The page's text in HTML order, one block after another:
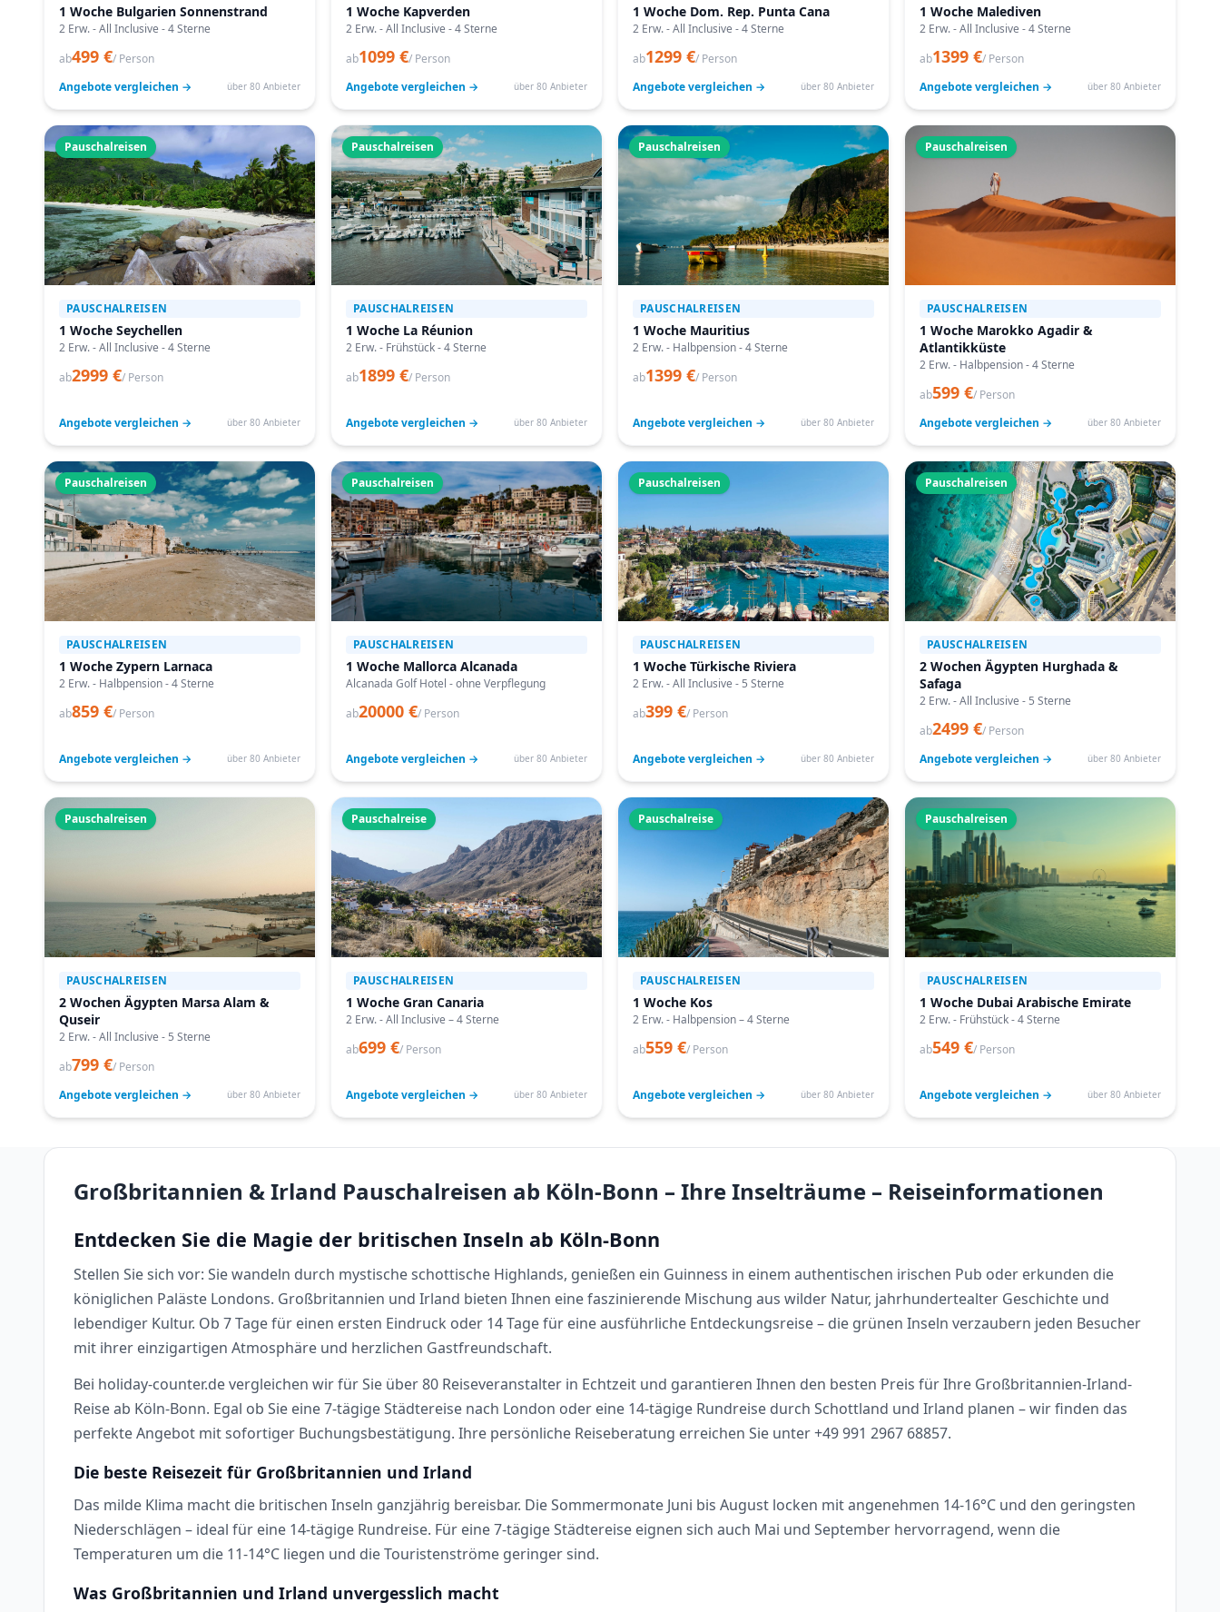
1 Woche Bulgarien Sonnenstrand
2 Erw. - All Inclusive - 4 Sterne
ab499 €/ Person
Angebote vergleichen →
über 80 Anbieter
1 Woche Kapverden
2 Erw. - All Inclusive - 4 Sterne
ab1099 €/ Person
Angebote vergleichen →
über 80 Anbieter
1 Woche Dom. Rep. Punta Cana
2 Erw. - All Inclusive - 4 Sterne
ab1299 €/ Person
Angebote vergleichen →
über 80 Anbieter
1 Woche Malediven
2 Erw. - All Inclusive - 4 Sterne
ab1399 €/ Person
Angebote vergleichen →
über 80 Anbieter
Pauschalreisen
PAUSCHALREISEN
1 Woche Seychellen
2 Erw. - All Inclusive - 4 Sterne
ab2999 €/ Person
Angebote vergleichen → über 80 Anbieter
Pauschalreisen
PAUSCHALREISEN
1 Woche La Réunion
2 Erw. - Frühstück - 4 Sterne
ab1899 €/ Person
Angebote vergleichen → über 80 Anbieter
Pauschalreisen
PAUSCHALREISEN
1 Woche Mauritius
2 Erw. - Halbpension - 4 Sterne
ab1399 €/ Person
Angebote vergleichen → über 80 Anbieter
Pauschalreisen
PAUSCHALREISEN
1 Woche Marokko Agadir &
Atlantikküste
2 Erw. - Halbpension - 4 Sterne
ab599 €/ Person
Angebote vergleichen →
über 80 Anbieter
Pauschalreisen
PAUSCHALREISEN
1 Woche Zypern Larnaca
2 Erw. - Halbpension - 4 Sterne
ab859 €/ Person
Angebote vergleichen → über 80 Anbieter
Pauschalreisen
PAUSCHALREISEN
1 Woche Mallorca Alcanada
Alcanada Golf Hotel - ohne Verpflegung
ab20000 €/ Person
Angebote vergleichen → über 80 Anbieter
Pauschalreisen
PAUSCHALREISEN
1 Woche Türkische Riviera
2 Erw. - All Inclusive - 5 Sterne
ab399 €/ Person
Angebote vergleichen → über 80 Anbieter
Pauschalreisen
PAUSCHALREISEN
2 Wochen Ägypten Hurghada &
Safaga
2 Erw. - All Inclusive - 5 Sterne
ab2499 €/ Person
Angebote vergleichen →
über 80 Anbieter
Pauschalreisen
PAUSCHALREISEN
2 Wochen Ägypten Marsa Alam &
Quseir
2 Erw. - All Inclusive - 5 Sterne
ab799 €/ Person
Angebote vergleichen →
über 80 Anbieter
Pauschalreise
PAUSCHALREISEN
1 Woche Gran Canaria
2 Erw. - All Inclusive – 4 Sterne
ab699 €/ Person
Angebote vergleichen → über 80 Anbieter
Pauschalreise
PAUSCHALREISEN
1 Woche Kos
2 Erw. - Halbpension – 4 Sterne
ab559 €/ Person
Angebote vergleichen → über 80 Anbieter
Pauschalreisen
PAUSCHALREISEN
1 Woche Dubai Arabische Emirate
2 Erw. - Frühstück - 4 Sterne
ab549 €/ Person
Angebote vergleichen → über 80 Anbieter
Großbritannien & Irland Pauschalreisen ab Köln-Bonn – Ihre Inselträume – Reiseinformationen
Entdecken Sie die Magie der britischen Inseln ab Köln-Bonn
Stellen Sie sich vor: Sie wandeln durch mystische schottische Highlands, genießen ein Guinness in einem authentischen irischen Pub oder erkunden die
königlichen Paläste Londons. Großbritannien und Irland bieten Ihnen eine faszinierende Mischung aus wilder Natur, jahrhundertealter Geschichte und
lebendiger Kultur. Ob 7 Tage für einen ersten Eindruck oder 14 Tage für eine ausführliche Entdeckungsreise – die grünen Inseln verzaubern jeden Besucher
mit ihrer einzigartigen Atmosphäre und herzlichen Gastfreundschaft.
Bei holiday-counter.de vergleichen wir für Sie über 80 Reiseveranstalter in Echtzeit und garantieren Ihnen den besten Preis für Ihre Großbritannien-Irland-
Reise ab Köln-Bonn. Egal ob Sie eine 7-tägige Städtereise nach London oder eine 14-tägige Rundreise durch Schottland und Irland planen – wir finden das
perfekte Angebot mit sofortiger Buchungsbestätigung. Ihre persönliche Reiseberatung erreichen Sie unter +49 991 2967 68857.
Die beste Reisezeit für Großbritannien und Irland
Das milde Klima macht die britischen Inseln ganzjährig bereisbar. Die Sommermonate Juni bis August locken mit angenehmen 14-16°C und den geringsten
Niederschlägen – ideal für eine 14-tägige Rundreise. Für eine 7-tägige Städtereise eignen sich auch Mai und September hervorragend, wenn die
Temperaturen um die 11-14°C liegen und die Touristenströme geringer sind.
Was Großbritannien und Irland unvergesslich macht